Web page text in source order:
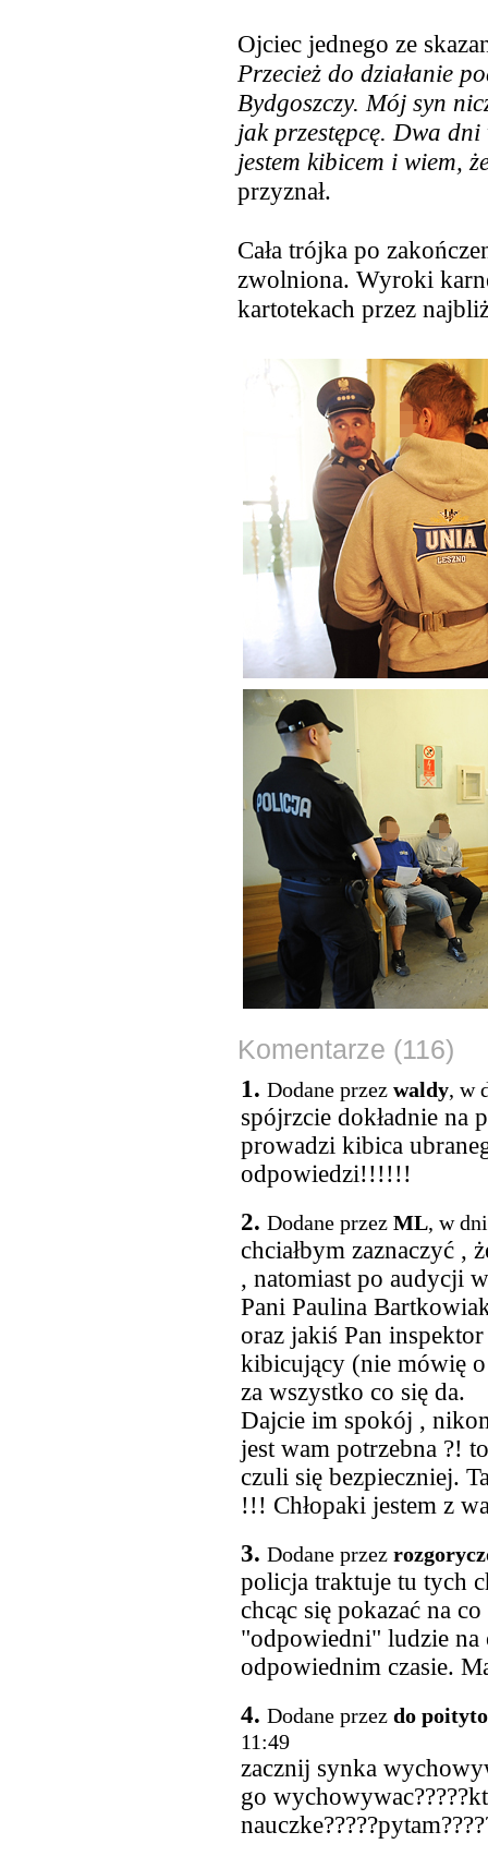
Ojciec jednego ze
Przecież do działanie
Bydgoszczy. Mój syn
jak przestępcę. Dwa
jestem kibicem i wiem,
przyznał.
Cała trójka po
zwolniona. Wyroki
kartotekach przez
Komentarze (116)
1. Dodane przez waldy, w
spójrzcie dokładnie na
prowadzi kibica
odpowiedzi!!!!!!
2. Dodane przez ML, w
chciałbym zaznaczyć ,
, natomiast po audycji
Pani Paulina
oraz jakiś Pan
kibicujący (nie mówię o
za wszystko co się da.
Dajcie im spokój ,
jest wam potrzebna ?!
czuli się bezpieczniej.
!!! Chłopaki jestem z
3. Dodane przez
policja traktuje tu tych
chcąc się pokazać na
"odpowiedni" ludzie
odpowiednim czasie.
4. Dodane przez do
11:49
zacznij synka
go